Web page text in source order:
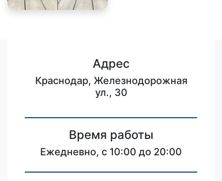
Адрес
Краснодар, Железнодорожная
ул., 30
Время работы
Ежедневно, с 10:00 до 20:00